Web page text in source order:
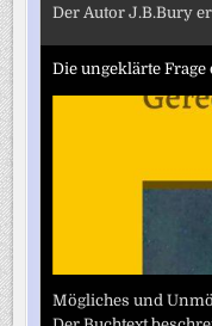
Der Autor J.B.Bury
Die ungeklärte
Mögliches und